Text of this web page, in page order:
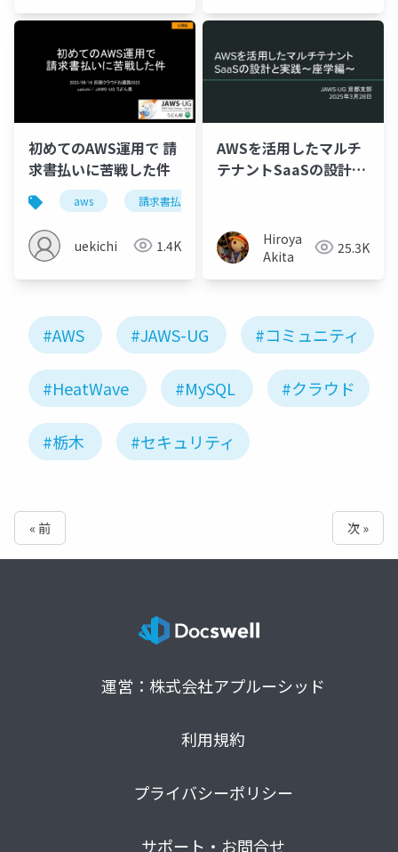
初めてのAWS運用で 請
求書払いに苦戦した件
aws 請求書払い
uekichi 1.4K
AWSを活用したマルチ
テナントSaaSの設計と
Hiroya
Akita
25.3K
#AWS #JAWS-UG #コミュニティ
#HeatWave #MySQL #クラウド
#栃木 #セキュリティ
« 前 次 »
運営：株式会社アプルーシッド
利用規約
プライバシーポリシー
サポート・お問合せ